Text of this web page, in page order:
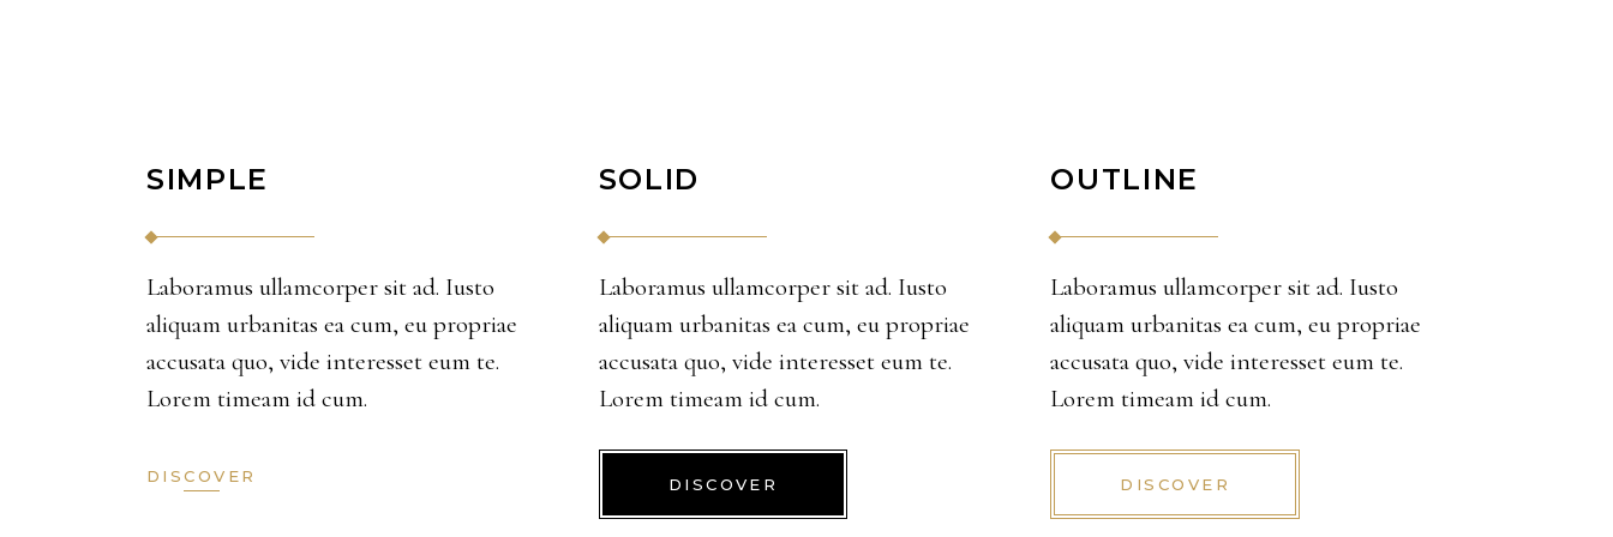
SIMPLE
Laboramus ullamcorper sit ad. Iusto
aliquam urbanitas ea cum, eu propriae
accusata quo, vide interesset eum te.
Lorem timeam id cum.
DISCOVER
SOLID
Laboramus ullamcorper sit ad. Iusto
aliquam urbanitas ea cum, eu propriae
accusata quo, vide interesset eum te.
Lorem timeam id cum.
DISCOVER
OUTLINE
Laboramus ullamcorper sit ad. Iusto
aliquam urbanitas ea cum, eu propriae
accusata quo, vide interesset eum te.
Lorem timeam id cum.
DISCOVER